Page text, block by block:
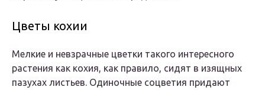
Цветы кохии
Мелкие и невзрачные цветки такого интересного
растения как кохия, как правило, сидят в изящных
пазухах листьев. Одиночные соцветия придают